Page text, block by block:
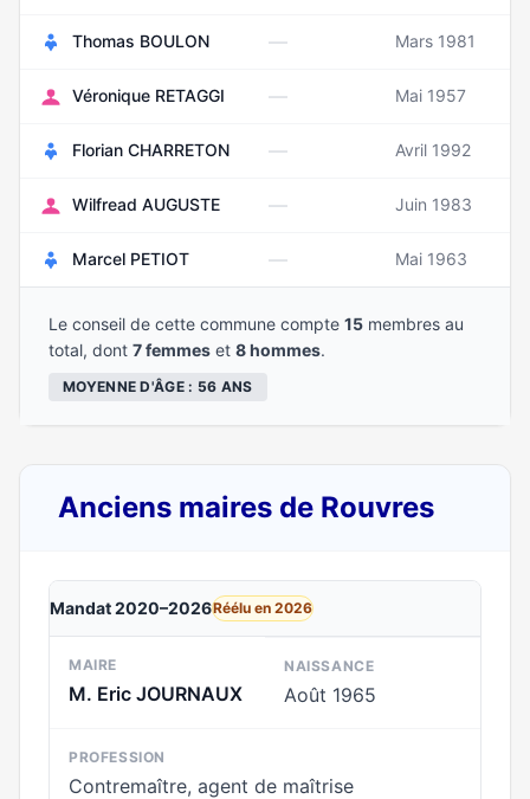
Thomas BOULON — Mars 1981
Véronique RETAGGI — Mai 1957
Florian CHARRETON — Avril 1992
Wilfread AUGUSTE — Juin 1983
Marcel PETIOT — Mai 1963
Le conseil de cette commune compte 15 membres au
total, dont 7 femmes et 8 hommes.
MOYENNE D'ÂGE : 56 ANS
Anciens maires de Rouvres
Mandat 2020–2026Réélu en 2026
MAIRE
M. Eric JOURNAUX
NAISSANCE
Août 1965
PROFESSION
Contremaître, agent de maîtrise